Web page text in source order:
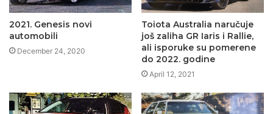
2021. Genesis novi
automobili
December 24, 2020
Toiota Australia naručuje
još zaliha GR Iaris i Rallie,
ali isporuke su pomerene
do 2022. godine
April 12, 2021